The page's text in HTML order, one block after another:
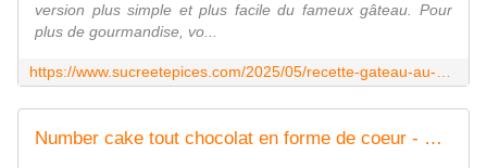
version plus simple et plus facile du fameux gâteau. Pour
plus de gourmandise, vo...
Number cake tout chocolat en forme de coeur - www.sucreetepices.com